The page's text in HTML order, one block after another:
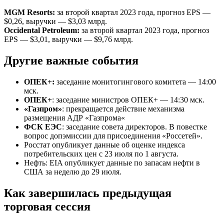
MGM Resorts: за второй квартал 2023 года, прогноз EPS —
$0,26, выручки — $3,03 млрд.
Occidental Petroleum: за второй квартал 2023 года, прогноз
EPS — $3,01, выручки — $9,76 млрд.
Другие важные события
ОПЕК+: заседание монитогингового комитета — 14:00
мск.
ОПЕК+: заседание министров ОПЕК+ — 14:30 мск.
«Газпром»: прекращается действие механизма
размещения АДР «Газпрома«
ФСК ЕЭС: заседание совета директоров. В повестке
вопрос допэмиссии для присоединения «Россетей».
Росстат опубликует данные об оценке индекса
потребительских цен с 23 июля по 1 августа.
Нефть: EIA опубликует данные по запасам нефти в
США за неделю до 29 июля.
Как завершилась предыдущая
торговая сессия